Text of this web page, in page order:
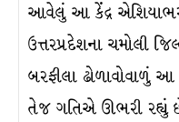
આવેલું આ કેંદ્ર
ઉત્તરપ્રદેશના ચમોલી
બરફીલા ઢોળાવોવાળું આ
તેજ ગતિએ ઊભરી રહ્યું